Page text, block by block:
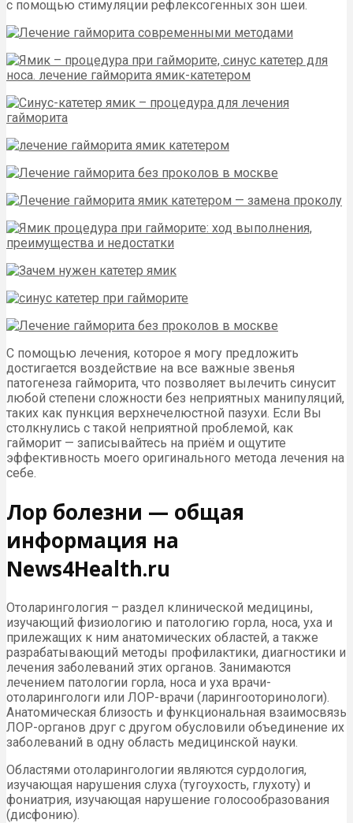
с помощью стимуляции рефлексогенных зон шеи.
С помощью лечения, которое я могу предложить
достигается воздействие на все важные звенья
патогенеза гайморита, что позволяет вылечить синусит
любой степени сложности без неприятных манипуляций,
таких как пункция верхнечелюстной пазухи. Если Вы
столкнулись с такой неприятной проблемой, как
гайморит — записывайтесь на приём и ощутите
эффективность моего оригинального метода лечения на
себе.
Лор болезни — общая
информация на
News4Health.ru
Отоларингология – раздел клинической медицины,
изучающий физиологию и патологию горла, носа, уха и
прилежащих к ним анатомических областей, а также
разрабатывающий методы профилактики, диагностики и
лечения заболеваний этих органов. Занимаются
лечением патологии горла, носа и уха врачи-
отоларингологи или ЛОР-врачи (ларингооторинологи).
Анатомическая близость и функциональная взаимосвязь
ЛОР-органов друг с другом обусловили объединение их
заболеваний в одну область медицинской науки.
Областями отоларингологии являются сурдология,
изучающая нарушения слуха (тугоухость, глухоту) и
фониатрия, изучающая нарушение голосообразования
(дисфонию).